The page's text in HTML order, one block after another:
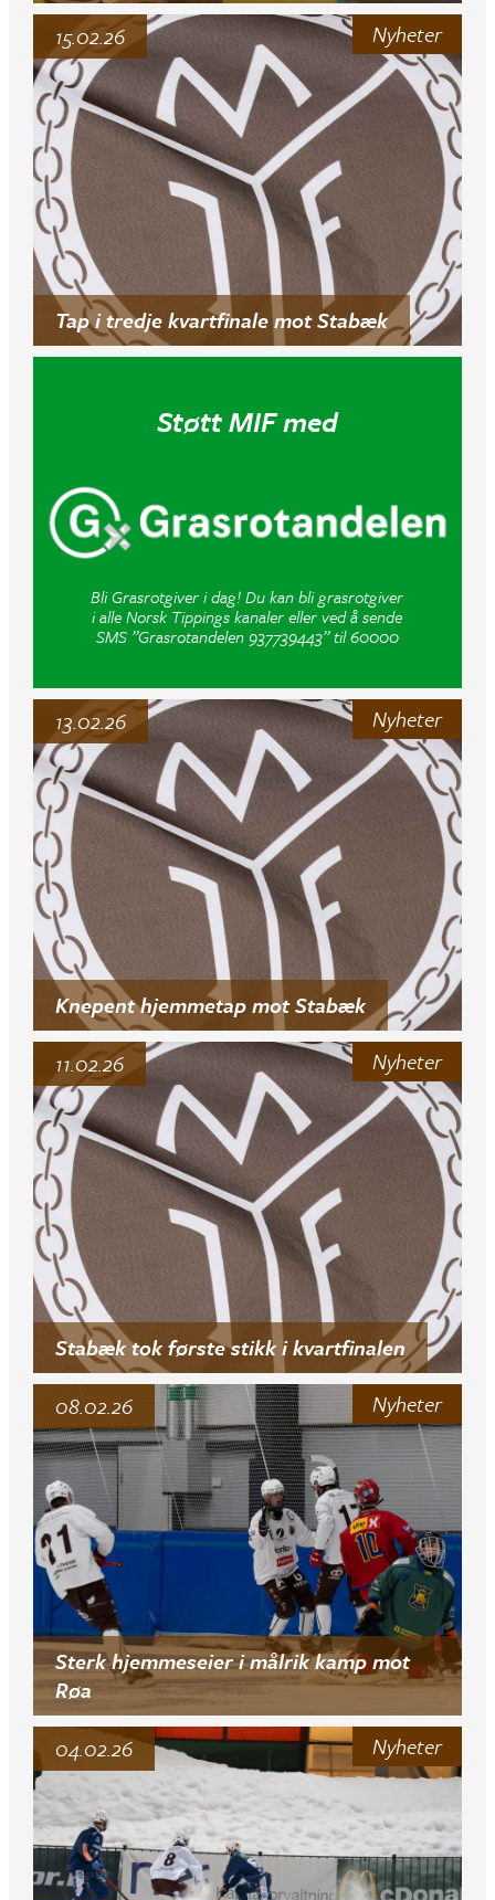
Nyheter
Tap i tredje kvartfinale mot Stabæk
15.02.26
Støtt MIF med
Bli Grasrotgiver i dag! Du kan bli grasrotgiver
i alle Norsk Tippings kanaler eller ved å sende
SMS ”Grasrotandelen 937739443” til 60000
Nyheter
Knepent hjemmetap mot Stabæk
13.02.26
Nyheter
Stabæk tok første stikk i kvartfinalen
11.02.26
Nyheter
Sterk hjemmeseier i målrik kamp mot
Røa
08.02.26
Nyheter
04.02.26